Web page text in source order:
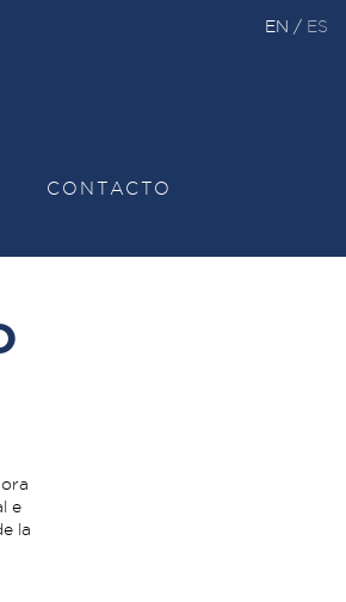
EN / ES
CONTACTO
e
la